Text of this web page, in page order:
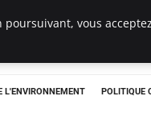
L'ENVIRONNEMENT POLITIQUE
vous